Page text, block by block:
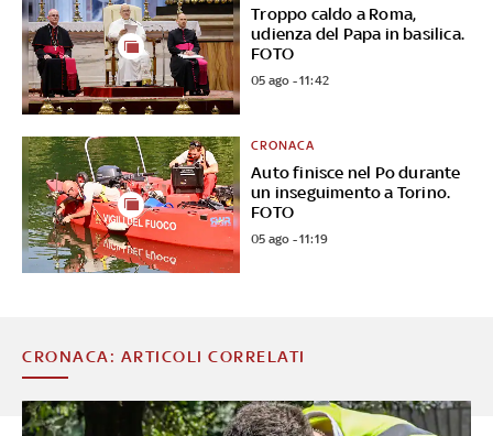
Troppo caldo a Roma,
udienza del Papa in basilica.
FOTO
05 ago - 11:42
Auto finisce nel Po durante
un inseguimento a Torino.
FOTO
CRONACA
05 ago - 11:19
CRONACA: ARTICOLI CORRELATI